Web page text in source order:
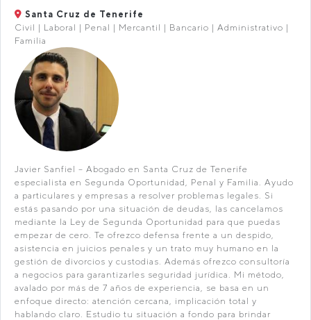
Santa Cruz de Tenerife
Civil | Laboral | Penal | Mercantil | Bancario | Administrativo |
Familia
Javier Sanfiel – Abogado en Santa Cruz de Tenerife
especialista en Segunda Oportunidad, Penal y Familia. Ayudo
a particulares y empresas a resolver problemas legales. Si
estás pasando por una situación de deudas, las cancelamos
mediante la Ley de Segunda Oportunidad para que puedas
empezar de cero. Te ofrezco defensa frente a un despido,
asistencia en juicios penales y un trato muy humano en la
gestión de divorcios y custodias. Además ofrezco consultoría
a negocios para garantizarles seguridad jurídica. Mi método,
avalado por más de 7 años de experiencia, se basa en un
enfoque directo: atención cercana, implicación total y
hablando claro. Estudio tu situación a fondo para brindar